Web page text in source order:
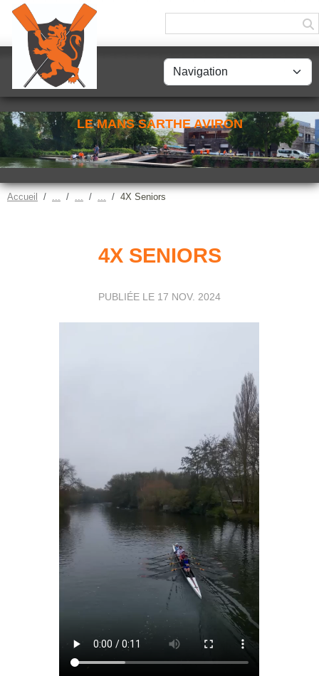
LE MANS SARTHE AVIRON
Accueil 4X Seniors
4X SENIORS
PUBLIÉE LE 17 NOV. 2024
Panneau de gestion des cookies